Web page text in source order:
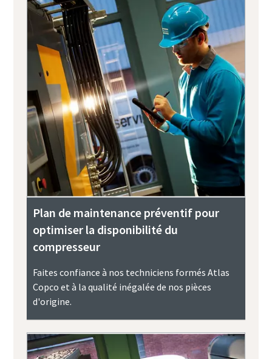
Plan de maintenance préventif pour
optimiser la disponibilité du
compresseur
Faites confiance à nos techniciens formés Atlas
Copco et à la qualité inégalée de nos pièces
d'origine.